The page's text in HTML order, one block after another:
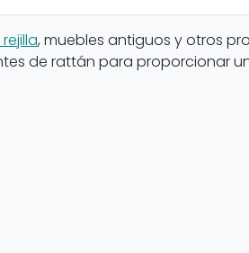
, muebles antiguos y otros
de rattán para proporcionar